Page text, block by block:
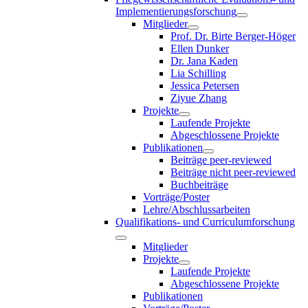
Implementierungsforschung
Mitglieder
Prof. Dr. Birte Berger-Höger
Ellen Dunker
Dr. Jana Kaden
Lia Schilling
Jessica Petersen
Ziyue Zhang
Projekte
Laufende Projekte
Abgeschlossene Projekte
Publikationen
Beiträge peer-reviewed
Beiträge nicht peer-reviewed
Buchbeiträge
Vorträge/Poster
Lehre/Abschlussarbeiten
Qualifikations- und Curriculumforschung
Mitglieder
Projekte
Laufende Projekte
Abgeschlossene Projekte
Publikationen